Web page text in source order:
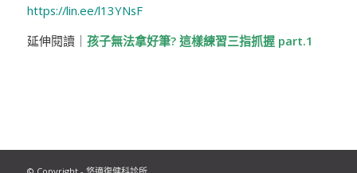
https://lin.ee/l13YNsF
延伸閱讀｜ 孩子無法拿好筆? 這樣練習三指抓握 part.1